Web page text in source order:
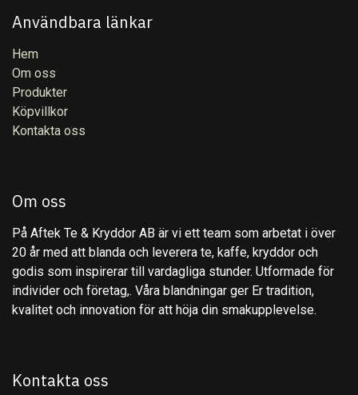
Användbara länkar
Hem
Om oss
Produkter
Köpvillkor
Kontakta oss
Om oss
På Aftek Te & Kryddor AB är vi ett team som arbetat i över
20 år med att blanda och leverera te, kaffe, kryddor och
godis som inspirerar till vardagliga stunder. Utformade för
individer och företag,. Våra blandningar ger Er tradition,
kvalitet och innovation för att höja din smakupplevelse.
Kontakta oss